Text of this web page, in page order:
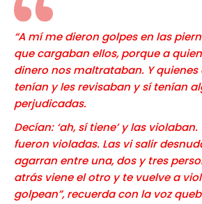
“A mí me dieron golpes en las
que cargaban ellos, porque a
dinero nos maltrataban. Y quienes
tenían y les revisaban y sí tenían
perjudicadas.
Decían: ‘ah, sí tiene’ y las
fueron violadas. Las vi salir
agarran entre una, dos y tres
atrás viene el otro y te vuelve a
golpean”, recuerda con la voz